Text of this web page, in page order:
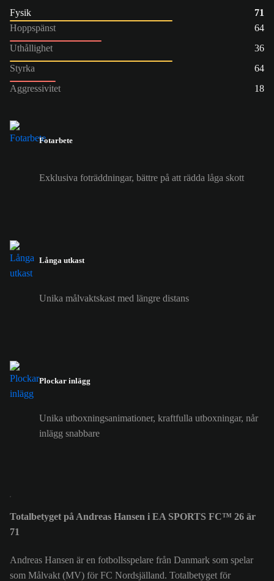
Fysik
71
Hoppspänst
64
Uthållighet
36
Styrka
64
Aggressivitet
18
Fotarbete
Exklusiva foträddningar, bättre på att rädda låga skott
Långa utkast
Unika målvaktskast med längre distans
Plockar inlägg
Unika utboxningsanimationer, kraftfulla utboxningar, når
inlägg snabbare
Totalbetyget på Andreas Hansen i EA SPORTS FC™ 26 är
71
Andreas Hansen är en fotbollsspelare från Danmark som spelar
som Målvakt (MV) för FC Nordsjälland. Totalbetyget för